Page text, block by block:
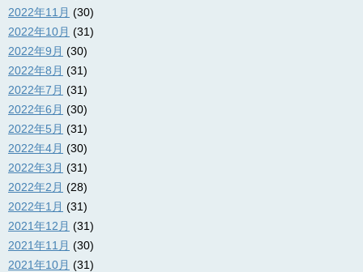
2022年11月 (30)
2022年10月 (31)
2022年9月 (30)
2022年8月 (31)
2022年7月 (31)
2022年6月 (30)
2022年5月 (31)
2022年4月 (30)
2022年3月 (31)
2022年2月 (28)
2022年1月 (31)
2021年12月 (31)
2021年11月 (30)
2021年10月 (31)